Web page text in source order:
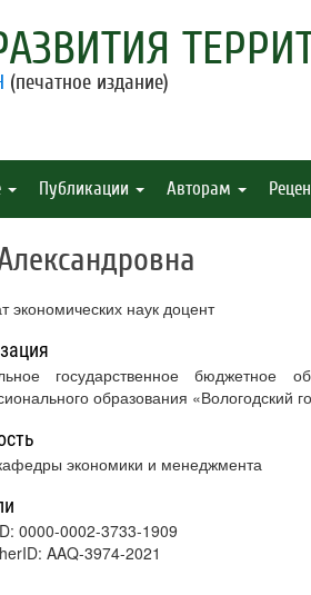
(печатное издание)
Публикации Авторам
экономических наук доцент
государственное бюджетное
образования «Вологодский
экономики и менеджмента
0000-0002-3733-1909
AAQ-3974-2021